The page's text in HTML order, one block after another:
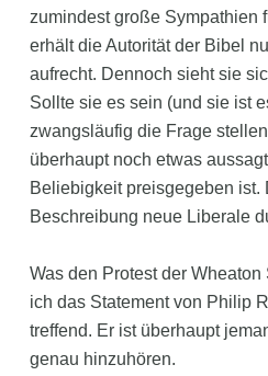
zumindest große Sympathien
erhält die Autorität der Bibel
aufrecht. Dennoch sieht sie
Sollte sie es sein (und sie ist
zwangsläufig die Frage
überhaupt noch etwas
Beliebigkeit preisgegeben ist.
Beschreibung neue Liberale
Was den Protest der
ich das Statement von Philip
treffend. Er ist überhaupt
genau hinzuhören.